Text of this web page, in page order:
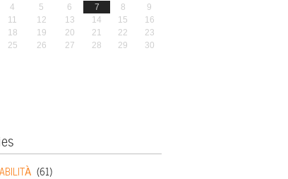
4 5 6 7 8
9
11 12 13 14 15
16
18 19 20 21 22
23
25 26 27 28 29
30
(61)